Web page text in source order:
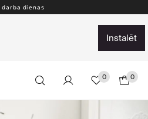
grąžinimas per 30 dienų
instalēt
0 0